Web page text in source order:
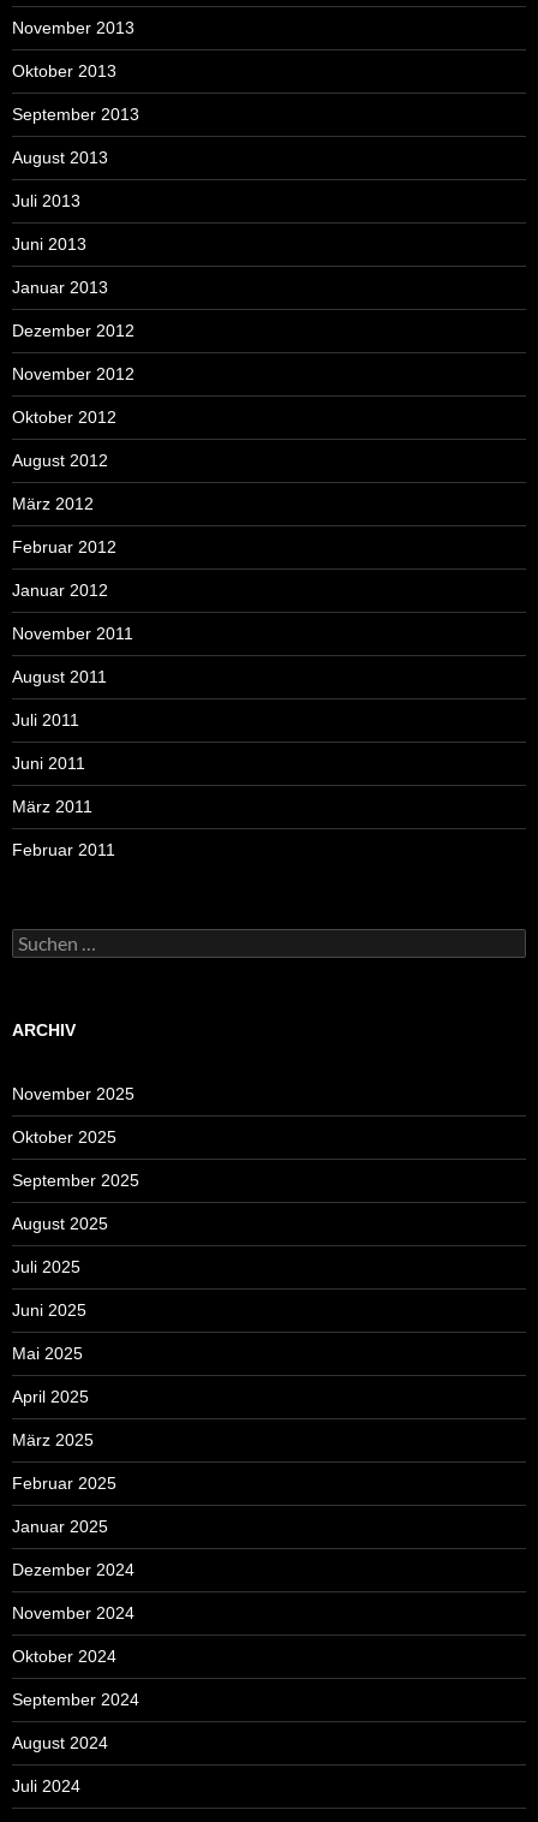
November 2013
Oktober 2013
September 2013
August 2013
Juli 2013
Juni 2013
Januar 2013
Dezember 2012
November 2012
Oktober 2012
August 2012
März 2012
Februar 2012
Januar 2012
November 2011
August 2011
Juli 2011
Juni 2011
März 2011
Februar 2011
Suchen
nach:
ARCHIV
November 2025
Oktober 2025
September 2025
August 2025
Juli 2025
Juni 2025
Mai 2025
April 2025
März 2025
Februar 2025
Januar 2025
Dezember 2024
November 2024
Oktober 2024
September 2024
August 2024
Juli 2024